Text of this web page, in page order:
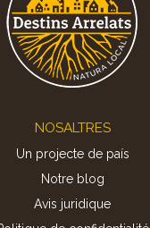
NOSALTRES
Un projecte de país
Notre blog
Avis juridique